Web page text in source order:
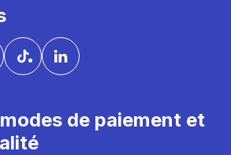
de paiement et